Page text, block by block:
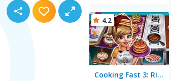
Cooking Fast 3: Ribs & Pancakes
4.2